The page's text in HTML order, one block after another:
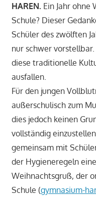
HAREN. Ein Jahr ohne
Schule? Dieser
Schüler des zwölften
nur schwer
diese traditionelle
ausfallen.
Für den jungen
außerschulisch zum
dies jedoch keinen
vollständig
gemeinsam mit
der Hygieneregeln
Weihnachtsgruß, der
Schule (gymnasium-